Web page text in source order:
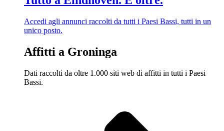
Accedi agli annunci raccolti da tutti i Paesi Bassi, tutti in un
unico posto.
Affitti a Groninga
Dati raccolti da oltre 1.000 siti web di affitti in tutti i Paesi
Bassi.